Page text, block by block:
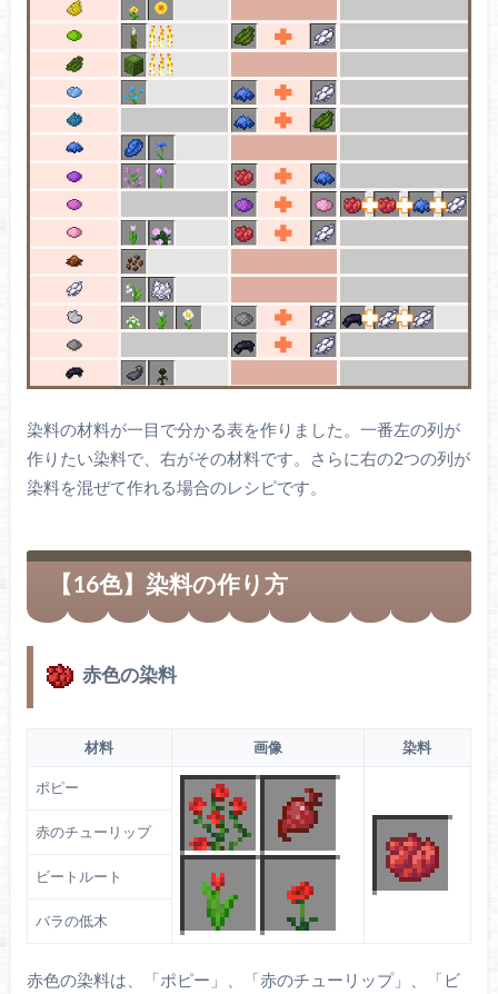
染料の材料が一目で分かる表を作りました。一番左の列が
作りたい染料で、右がその材料です。さらに右の2つの列が
染料を混ぜて作れる場合のレシピです。
【16色】染料の作り方
赤色の染料
材料 画像 染料
ポピー
赤のチューリップ
ビートルート
バラの低木
赤色の染料は、「ポピー」、「赤のチューリップ」、「ビ